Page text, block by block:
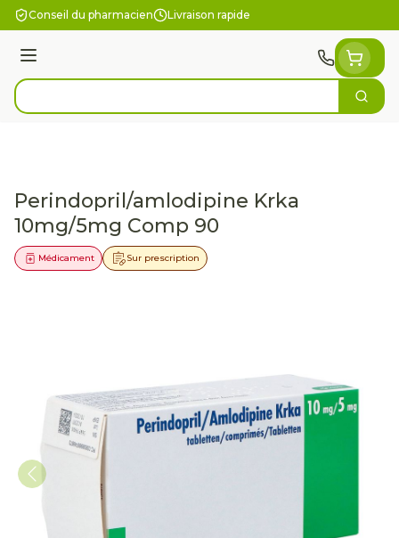
Aller au contenu
Conseil du pharmacien Livraison rapide
Menu
Rechercher
Perindopril/amlodipine Krka
10mg/5mg Comp 90
Sur prescription
Médicament